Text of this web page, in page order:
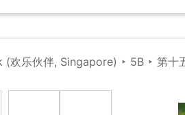
欢乐伙伴, Singapore) ‣ 5B ‣第十